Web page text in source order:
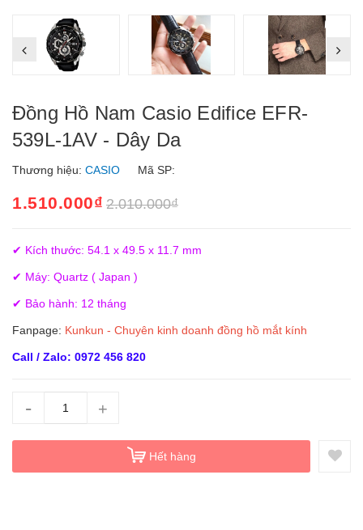
Đồng Hồ Nam Casio Edifice EFR-
539L-1AV - Dây Da
Thương hiệu: CASIO Mã SP:
1.510.000₫ 2.010.000₫
✔ Kích thước: 54.1 x 49.5 x 11.7 mm
✔ Máy: Quartz ( Japan )
✔ Bảo hành: 12 tháng
Fanpage: Kunkun - Chuyên kinh doanh đồng hồ mắt kính
Call / Zalo: 0972 456 820
- +
Hết hàng